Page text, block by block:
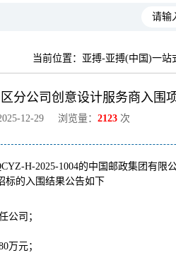
当前位置： 亚搏-亚搏(中国)一站
分公司创意设计服务商入围
12-29 浏览量： 2123 次
H-2025-1004的中国邮政集团有限
标的入围结果公告如下
公司；
万元；